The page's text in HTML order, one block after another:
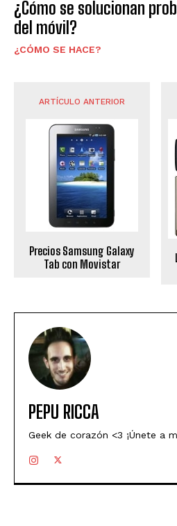
¿Cómo se solucionan
del móvil?
¿CÓMO SE HACE?
ARTÍCULO ANTERIOR
Precios Samsung Galaxy
Tab con Movistar
PEPU RICCA
Geek de corazón <3 ¡Únete a